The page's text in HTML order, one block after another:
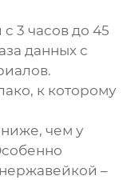
3 часов до 45
данных с
к которому
ниже, чем у
–